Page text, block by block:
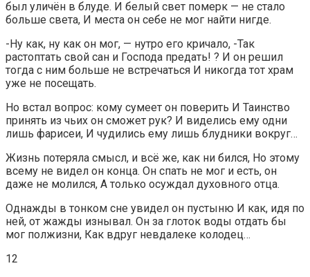
был уличён в блуде. И белый свет померк — не стало
больше света, И места он себе не мог найти нигде.
-Ну как, ну как он мог, — нутро его кричало, -Так
растоптать свой сан и Господа предать! ? И он решил
тогда с ним больше не встречаться И никогда тот храм
уже не посещать.
Но встал вопрос: кому сумеет он поверить И Таинство
принять из чьих он сможет рук? И виделись ему одни
лишь фарисеи, И чудились ему лишь блудники вокруг…
Жизнь потеряла смысл, и всё же, как ни бился, Но этому
всему не видел он конца. Он спать не мог и есть, он
даже не молился, А только осуждал духовного отца.
Однажды в тонком сне увидел он пустыню И как, идя по
ней, от жажды изнывал. Он за глоток воды отдать бы
мог полжизни, Как вдруг невдалеке колодец…
12